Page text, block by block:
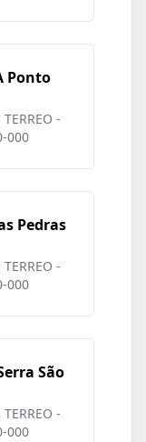
Ponto
-
000
Pedras
-
000
São
-
000